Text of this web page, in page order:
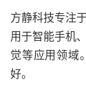
方静科技专注
用于智能手机
觉等应用领域
好。